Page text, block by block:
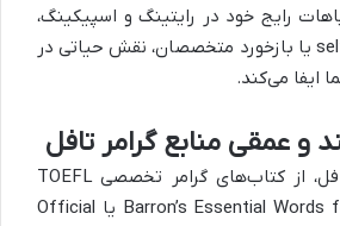
رایج خود در رایتینگ و اسپیکینگ،
از طریق self-correction یا بازخورد متخصصان، نقش حیاتی در
ایفا می‌کند.
و عمقی منابع گرامر تافل
برای مطالعه گرامر تافل، از کتاب‌های گرامر تخصصی TOEFL
مانند Barron’s Essential Words for the TOEFL یا Official